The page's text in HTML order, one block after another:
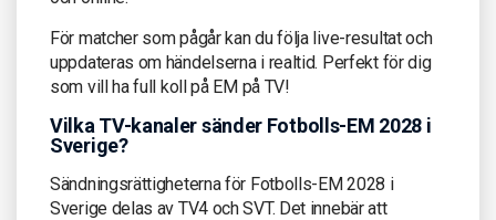
För matcher som pågår kan du följa live-resultat och
uppdateras om händelserna i realtid. Perfekt för dig
som vill ha full koll på EM på TV!
Vilka TV-kanaler sänder Fotbolls-EM 2028 i
Sverige?
Sändningsrättigheterna för Fotbolls-EM 2028 i
Sverige delas av TV4 och SVT. Det innebär att